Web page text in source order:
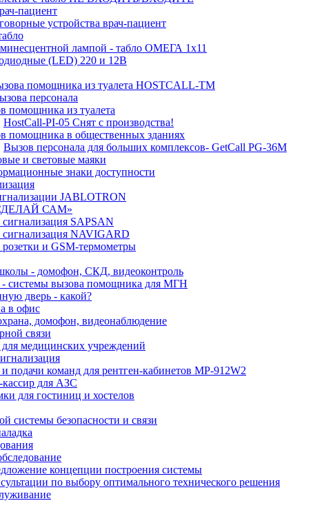
пациент
устройства врач-пациент
лампой - табло ОМЕГА 1х11
(LED) 220 и 12В
помощника из туалета HOSTCALL-TM
персонала
помощника из туалета
HostCall-PI-05 Снят с производства!
помощника в общественных зданиях
Вызов персонала для больших комплексов- GetCall PG-36M
и световые маяки
знаки доступности
JABLOTRON
САМ»
SAPSAN
сигнализация NAVIGARD
и GSM-термометры
- домофон, СКД, видеоконтроль
- системы вызова помощника для МГН
дверь - какой?
в офис
домофон, видеонаблюдение
связи
медицинских учреждений
подачи команд для рентген-кабинетов MP-912W2
для АЗС
для гостиниц и хостелов
системы безопасности и связи
концепции построения системы
по выбору оптимального технического решения